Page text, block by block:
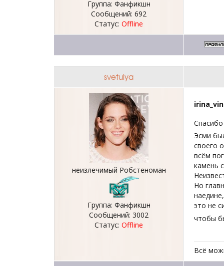
Группа: Фанфикшн
Сообщений: 692
Статус: Offline
svetulya
неизлечимый Робстеноман
Группа: Фанфикшн
Сообщений: 3002
Статус: Offline
Эсми
своего
всём
камень
Но
это не
чтобы
Всё